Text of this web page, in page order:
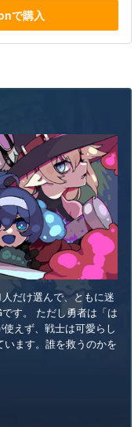
で購入
だけ選んで、ともに迷
す。 ただし勇者は「は
えず、戦士は可愛らし
ます。誰を救うのかを